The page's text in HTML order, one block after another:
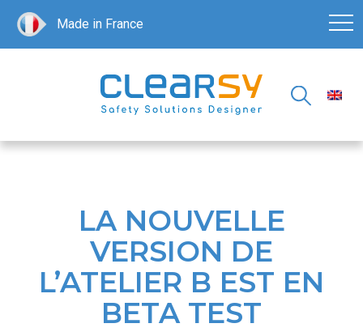
Made in France
LA NOUVELLE
VERSION DE
L’ATELIER B EST EN
BETA TEST